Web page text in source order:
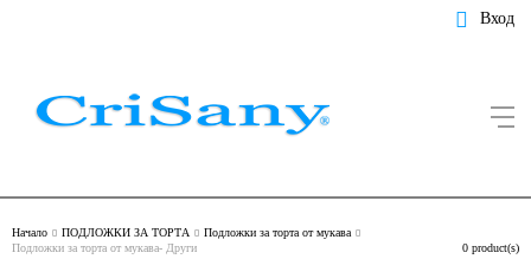
Вход
Начало ПОДЛОЖКИ ЗА ТОРТА
Подложки за торта от мукава
Подложки за торта от мукава- Други
0 product(s)